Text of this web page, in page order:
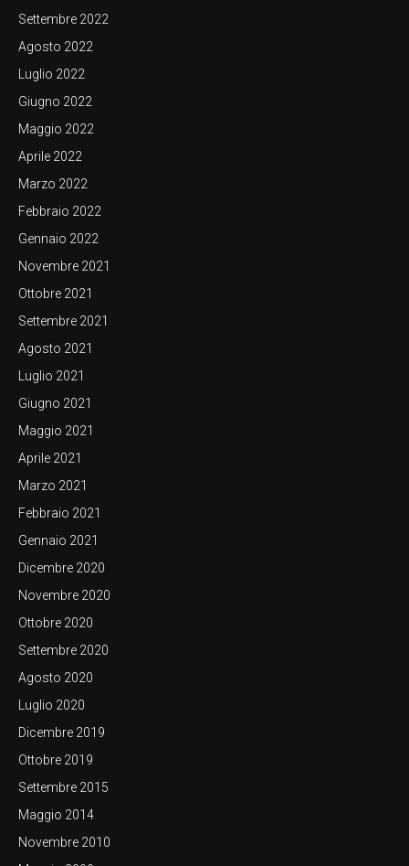
Settembre 2022
Agosto 2022
Luglio 2022
Giugno 2022
Maggio 2022
Aprile 2022
Marzo 2022
Febbraio 2022
Gennaio 2022
Novembre 2021
Ottobre 2021
Settembre 2021
Agosto 2021
Luglio 2021
Giugno 2021
Maggio 2021
Aprile 2021
Marzo 2021
Febbraio 2021
Gennaio 2021
Dicembre 2020
Novembre 2020
Ottobre 2020
Settembre 2020
Agosto 2020
Luglio 2020
Dicembre 2019
Ottobre 2019
Settembre 2015
Maggio 2014
Novembre 2010